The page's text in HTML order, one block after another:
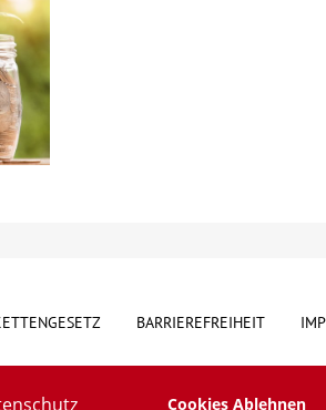
Cookies Ablehnen
BARRIEREFREIHEIT